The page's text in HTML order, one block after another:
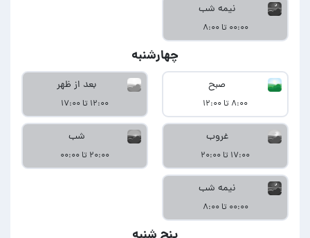
نیمه شب
۰۰:۰۰ تا ۸:۰۰
چهارشنبه
صبح
۸:۰۰ تا ۱۲:۰۰
بعد از ظهر
۱۲:۰۰ تا ۱۷:۰۰
غروب
۱۷:۰۰ تا ۲۰:۰۰
شب
۲۰:۰۰ تا ۰۰:۰۰
نیمه شب
۰۰:۰۰ تا ۸:۰۰